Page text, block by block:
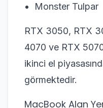
Monster Tulpar
RTX 3050, RTX
4070 ve RTX
ikinci el
görmektedir.
MacBook Alan